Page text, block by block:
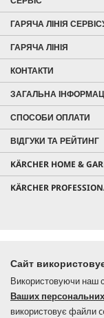
Сайт
Використовуючи наш
Ваших
використовує файли
ГАРЯЧА ЛІНІЯ
ГАРЯЧА ЛІНІЯ
КОНТАКТИ
ЗАГАЛЬНА
СПОСОБИ ОПЛАТИ
ВІДГУКИ ТА РЕЙТИНГ
KÄRCHER HOME &
KÄRCHER
Безкоштовна доставка
Самовивіз зКерхер
© 2026 Керхер Україна